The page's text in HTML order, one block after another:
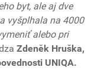
byt, ale aj dve
vyšplhala na 4000
alebo pri
Zdeněk Hruška,
UNIQA.